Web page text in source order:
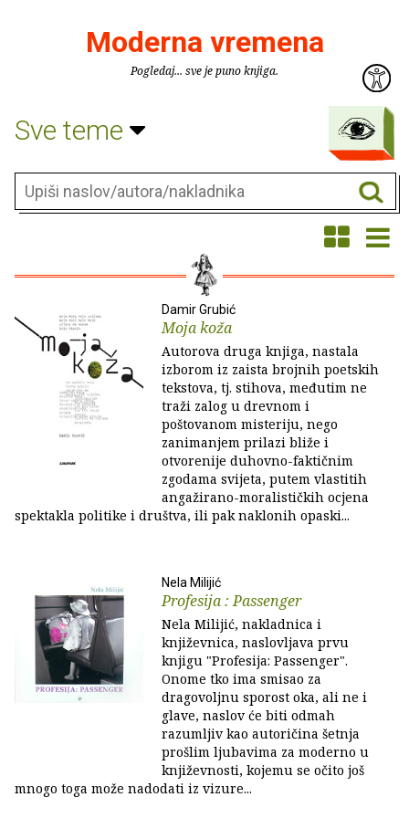
Moderna vremena
Pogledaj... sve je puno knjiga.
Sve teme
Damir Grubić
Moja koža
Autorova druga knjiga, nastala
izborom iz zaista brojnih poetskih
tekstova, tj. stihova, međutim ne
traži zalog u drevnom i
poštovanom misteriju, nego
zanimanjem prilazi bliže i
otvorenije duhovno-faktičnim
zgodama svijeta, putem vlastitih
angažirano-moralističkih ocjena
spektakla politike i društva, ili pak naklonih opaski...
Nela Milijić
Profesija : Passenger
Nela Milijić, nakladnica i
književnica, naslovljava prvu
knjigu "Profesija: Passenger".
Onome tko ima smisao za
dragovoljnu sporost oka, ali ne i
glave, naslov će biti odmah
razumljiv kao autoričina šetnja
prošlim ljubavima za moderno u
književnosti, kojemu se očito još
mnogo toga može nadodati iz vizure...